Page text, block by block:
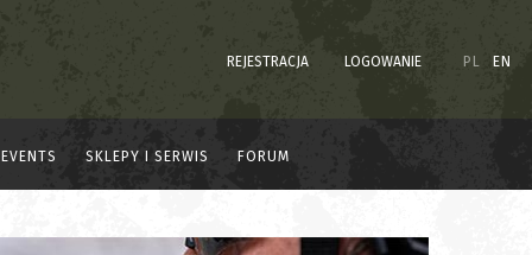
REJESTRACJA LOGOWANIE PL EN
EVENTS SKLEPY I SERWIS FORUM